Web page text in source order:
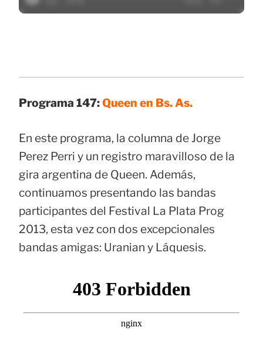
Programa 147:Queen en Bs. As.
En este programa, la columna de Jorge
Perez Perri y un registro maravilloso de la
gira argentina de Queen. Además,
continuamos presentando las bandas
participantes del Festival La Plata Prog
2013, esta vez con dos excepcionales
bandas amigas: Uranian y Láquesis.